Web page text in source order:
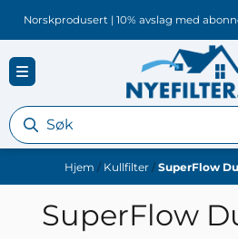
Hopp til innhold
Norskprodusert | 10% avslag med
Hjem / Kullfilter / SuperFlow
SuperFlow